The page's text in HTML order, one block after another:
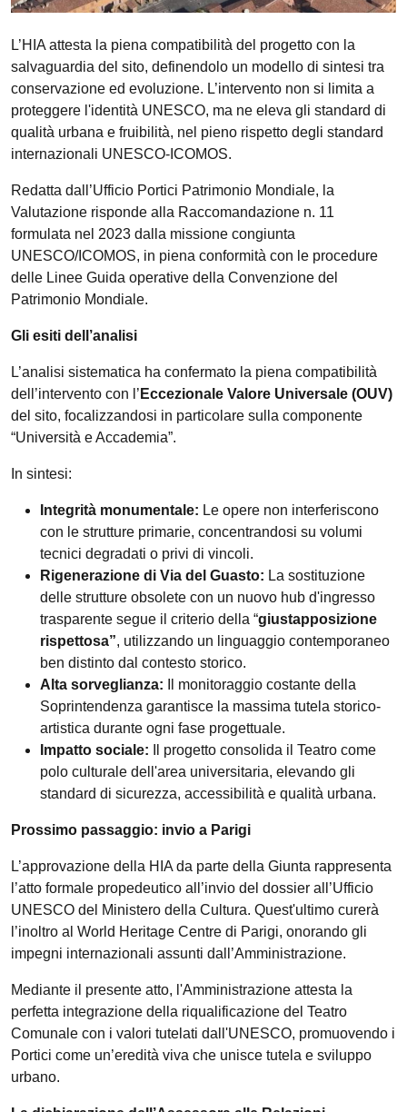
L’HIA attesta la piena compatibilità del progetto con la
salvaguardia del sito, definendolo un modello di sintesi tra
conservazione ed evoluzione. L’intervento non si limita a
proteggere l'identità UNESCO, ma ne eleva gli standard di
qualità urbana e fruibilità, nel pieno rispetto degli standard
internazionali UNESCO-ICOMOS.
Redatta dall’Ufficio Portici Patrimonio Mondiale, la
Valutazione risponde alla Raccomandazione n. 11
formulata nel 2023 dalla missione congiunta
UNESCO/ICOMOS, in piena conformità con le procedure
delle Linee Guida operative della Convenzione del
Patrimonio Mondiale.
Gli esiti dell’analisi
L’analisi sistematica ha confermato la piena compatibilità
dell’intervento con l’ Eccezionale Valore Universale (OUV)
del sito, focalizzandosi in particolare sulla componente
“Università e Accademia”.
In sintesi:
Integrità monumentale: Le opere non interferiscono
con le strutture primarie, concentrandosi su volumi
tecnici degradati o privi di vincoli.
Rigenerazione di Via del Guasto: La sostituzione
delle strutture obsolete con un nuovo hub d'ingresso
trasparente segue il criterio della “giustapposizione
rispettosa”, utilizzando un linguaggio contemporaneo
ben distinto dal contesto storico.
Alta sorveglianza: Il monitoraggio costante della
Soprintendenza garantisce la massima tutela storico-
artistica durante ogni fase progettuale.
Impatto sociale: Il progetto consolida il Teatro come
polo culturale dell'area universitaria, elevando gli
standard di sicurezza, accessibilità e qualità urbana.
Prossimo passaggio: invio a Parigi
L’approvazione della HIA da parte della Giunta rappresenta
l’atto formale propedeutico all’invio del dossier all’Ufficio
UNESCO del Ministero della Cultura. Quest'ultimo curerà
l’inoltro al World Heritage Centre di Parigi, onorando gli
impegni internazionali assunti dall’Amministrazione.
Mediante il presente atto, l'Amministrazione attesta la
perfetta integrazione della riqualificazione del Teatro
Comunale con i valori tutelati dall'UNESCO, promuovendo i
Portici come un’eredità viva che unisce tutela e sviluppo
urbano.